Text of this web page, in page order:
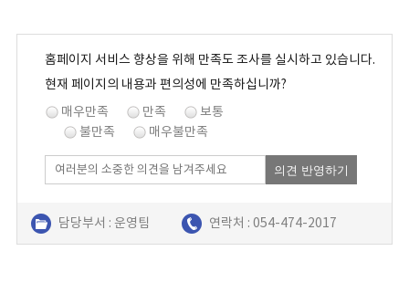
홈페이지 서비스 향상을 위해 만족도 조사를 실시하고 있습니다.
현재 페이지의 내용과 편의성에 만족하십니까?
매우만족
만족
보통
불만족
매우불만족
의견 반영하기
담당부서 : 운영팀 연락처 : 054-474-2017